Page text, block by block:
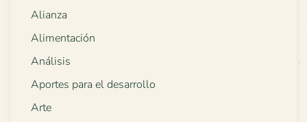
Alianza
Alimentación
Análisis
Aportes para el desarrollo
Arte